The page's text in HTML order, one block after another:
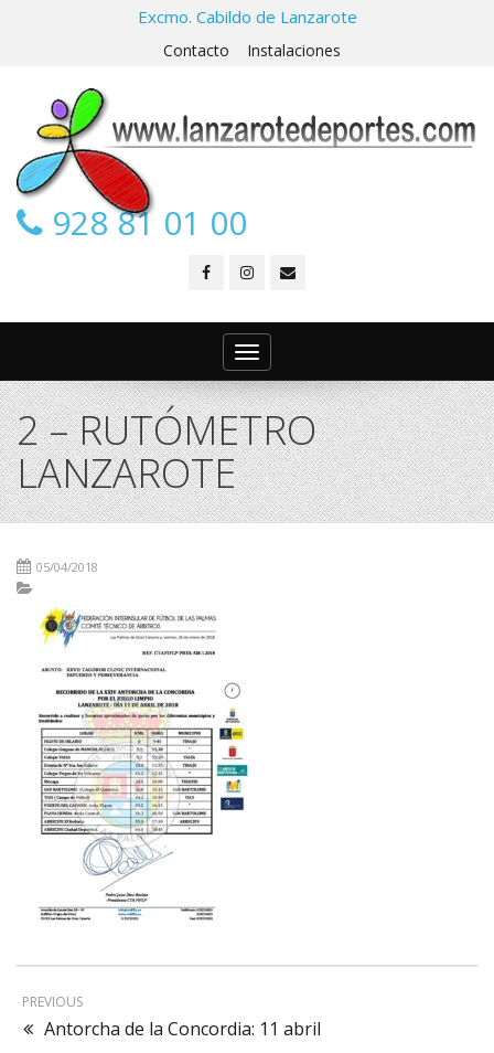
Excmo. Cabildo de Lanzarote
Contacto Instalaciones
928 81 01 00
Toggle
navigation
2 – RUTÓMETRO
LANZAROTE
05/04/2018
PREVIOUS
Antorcha de la Concordia: 11 abril